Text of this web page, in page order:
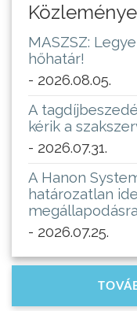
MASZSZ:
hőhatár!
- 2026.08.05.
A
kérik a
- 2026.07.31.
A Hanon
határozatlan
- 2026.07.25.